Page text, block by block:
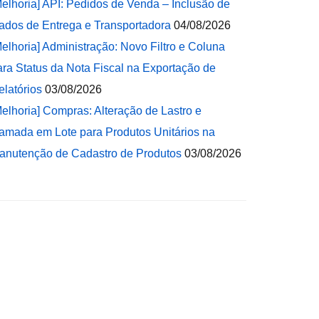
API: Pedidos de Venda – Inclusão de
de Entrega e Transportadora 04/08/2026
Administração: Novo Filtro e Coluna
Status da Nota Fiscal na Exportação de
03/08/2026
Compras: Alteração de Lastro e
em Lote para Produtos Unitários na
de Cadastro de Produtos 03/08/2026